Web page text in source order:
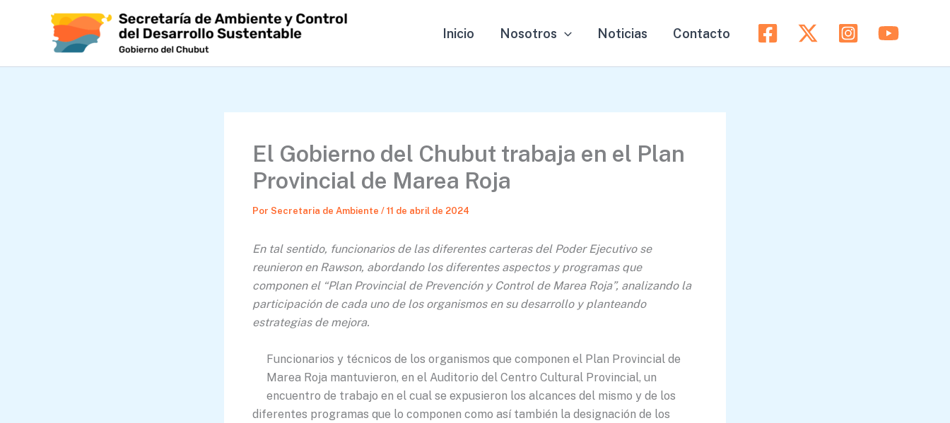
Inicio Nosotros Noticias Contacto
El Gobierno del Chubut trabaja en el Plan
Provincial de Marea Roja
Por Secretaria de Ambiente / 11 de abril de 2024
En tal sentido, funcionarios de las diferentes carteras del Poder Ejecutivo se
reunieron en Rawson, abordando los diferentes aspectos y programas que
componen el “Plan Provincial de Prevención y Control de Marea Roja”, analizando la
participación de cada uno de los organismos en su desarrollo y planteando
estrategias de mejora.
Funcionarios y técnicos de los organismos que componen el Plan Provincial de
Marea Roja mantuvieron, en el Auditorio del Centro Cultural Provincial, un
encuentro de trabajo en el cual se expusieron los alcances del mismo y de los
diferentes programas que lo componen como así también la designación de los